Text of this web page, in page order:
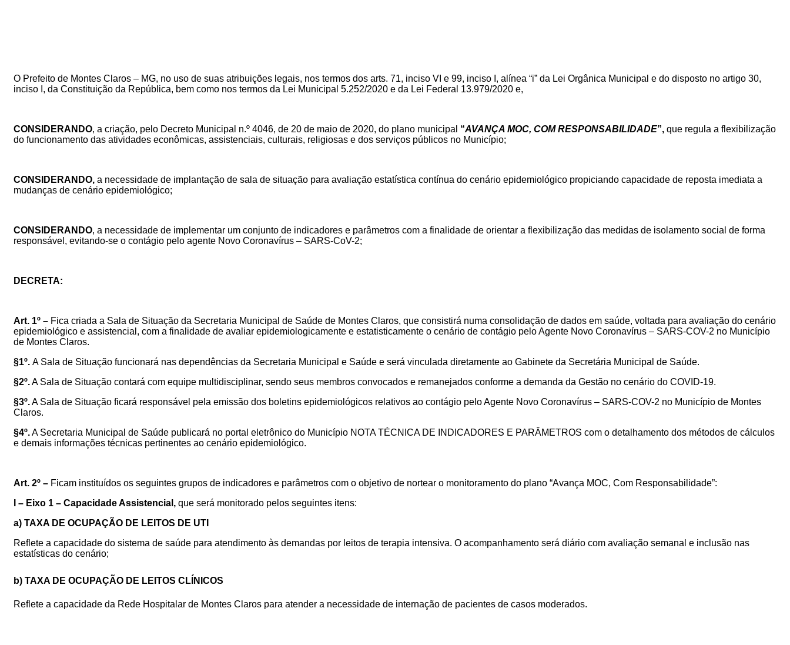
O Prefeito de Montes Claros – MG, no uso de suas atribuições legais, nos termos dos arts. 71, inciso VI e 99, inciso I, alínea “i” da Lei Orgânica Municipal e do disposto no artigo 30,
inciso I, da Constituição da República, bem como nos termos da Lei Municipal 5.252/2020 e da Lei Federal 13.979/2020 e,
CONSIDERANDO, a criação, pelo Decreto Municipal n.º 4046, de 20 de maio de 2020, do plano municipal “AVANÇA MOC, COM RESPONSABILIDADE”, que regula a flexibilização
do funcionamento das atividades econômicas, assistenciais, culturais, religiosas e dos serviços públicos no Município;
CONSIDERANDO, a necessidade de implantação de sala de situação para avaliação estatística contínua do cenário epidemiológico propiciando capacidade de reposta imediata a
mudanças de cenário epidemiológico;
CONSIDERANDO, a necessidade de implementar um conjunto de indicadores e parâmetros com a finalidade de orientar a flexibilização das medidas de isolamento social de forma
responsável, evitando-se o contágio pelo agente Novo Coronavírus – SARS-CoV-2;
DECRETA:
Art. 1º – Fica criada a Sala de Situação da Secretaria Municipal de Saúde de Montes Claros, que consistirá numa consolidação de dados em saúde, voltada para avaliação do cenário
epidemiológico e assistencial, com a finalidade de avaliar epidemiologicamente e estatisticamente o cenário de contágio pelo Agente Novo Coronavírus – SARS-COV-2 no Município
de Montes Claros.
§1º. A Sala de Situação funcionará nas dependências da Secretaria Municipal e Saúde e será vinculada diretamente ao Gabinete da Secretária Municipal de Saúde.
§2º.A Sala de Situação contará com equipe multidisciplinar, sendo seus membros convocados e remanejados conforme a demanda da Gestão no cenário do COVID-19.
§3º.A Sala de Situação ficará responsável pela emissão dos boletins epidemiológicos relativos ao contágio pelo Agente Novo Coronavírus – SARS-COV-2 no Município de Montes
Claros.
§4º.A Secretaria Municipal de Saúde publicará no portal eletrônico do Município NOTA TÉCNICA DE INDICADORES E PARÂMETROS com o detalhamento dos métodos de cálculos
e demais informações técnicas pertinentes ao cenário epidemiológico.
Art. 2º – Ficam instituídos os seguintes grupos de indicadores e parâmetros com o objetivo de nortear o monitoramento do plano “Avança MOC, Com Responsabilidade”:
I – Eixo 1 – Capacidade Assistencial, que será monitorado pelos seguintes itens:
a) TAXA DE OCUPAÇÃO DE LEITOS DE UTI
Reflete a capacidade do sistema de saúde para atendimento às demandas por leitos de terapia intensiva. O acompanhamento será diário com avaliação semanal e inclusão nas
estatísticas do cenário;
b) TAXA DE OCUPAÇÃO DE LEITOS CLÍNICOS
Reflete a capacidade da Rede Hospitalar de Montes Claros para atender a necessidade de internação de pacientes de casos moderados.